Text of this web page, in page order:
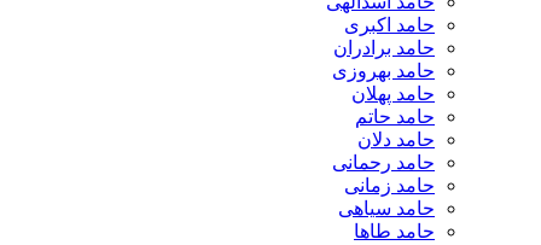
حامد اکبری
حامد برادران
حامد بهروزی
حامد پهلان
حامد حاتم
حامد دلان
حامد رحمانی
حامد زمانی
حامد سیاهی
حامد طاها